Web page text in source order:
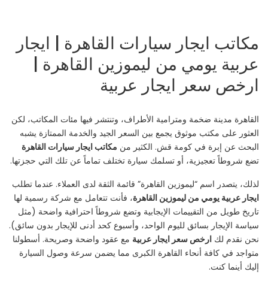
مكاتب ايجار سيارات القاهرة | ايجار
عربية يومي من ليموزين القاهرة |
ارخص سعر ايجار عربية
القاهرة مدينة ضخمة ومترامية الأطراف، وتنتشر فيها مئات المكاتب، لكن
العثور على مكتب موثوق يجمع بين السعر الجيد والخدمة الممتازة يشبه
البحث عن إبرة في كومة قش. الكثير من مكاتب ايجار سيارات القاهرة
تضع شروطاً تعجيزية، أو تسلمك سيارة تختلف تماماً عن تلك التي حجزتها.
لذلك، يتصدر اسم “ليموزين القاهرة” قائمة الثقة لدى العملاء. عندما تطلب
ايجار عربية يومي من ليموزين القاهرة، فأنت تتعامل مع شركة رسمية لها
تاريخ طويل من التقييمات الإيجابية وتضع شروطاً احترافية واضحة (مثل
سياسة الإيجار بسائق لليوم الواحد، وأسبوع كحد أدنى للإيجار بدون سائق).
نحن نقدم لك ارخص سعر ايجار عربية مع عقود واضحة وصريحة. أسطولنا
متواجد في كافة أنحاء القاهرة الكبرى مما يضمن سرعة وصول السيارة
إليك أينما كنت.